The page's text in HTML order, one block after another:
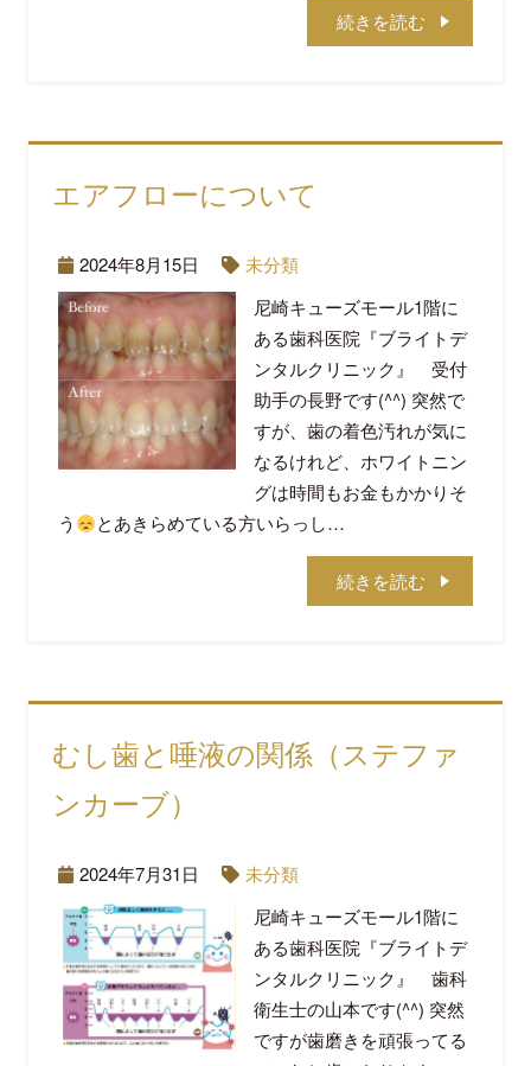
続きを読む
エアフローについて
2024年8月15日
未分類
尼崎キューズモール1階に
ある歯科医院『ブライトデ
ンタルクリニック』 受付
助手の長野です(^^) 突然で
すが、歯の着色汚れが気に
なるけれど、ホワイトニン
グは時間もお金もかかりそ
う
とあきらめている方いらっし…
続きを読む
むし歯と唾液の関係（ステファ
ンカーブ）
2024年7月31日
未分類
尼崎キューズモール1階に
ある歯科医院『ブライトデ
ンタルクリニック』 歯科
衛生士の山本です(^^) 突然
ですが歯磨きを頑張ってる